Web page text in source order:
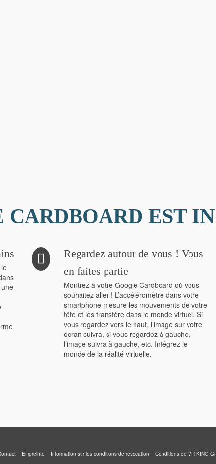
CARDBOARD EST
Regardez autour de vous ! Vous
en faites partie
Montrez à votre Google Cardboard où vous
souhaitez aller ! L’accéléromètre dans votre
smartphone mesure les mouvements de votre
tête et les transfère dans le monde virtuel. Si
vous regardez vers le haut, l’image sur votre
écran suivra, si vous regardez à gauche,
l’image suivra à gauche, etc. Intégrez le
monde de la réalité virtuelle.
Empreinte Information sur les conditions de révocation Conditions de VR KING